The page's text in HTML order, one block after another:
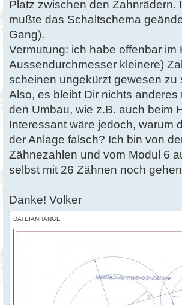
Platz zwischen den
mußte das Schaltschema
Gang).
Vermutung: ich habe offenbar im
Aussendurchmesser kleinere)
scheinen ungekürzt gewesen zu
Also, es bleibt Dir nichts
den Umbau, wie z.B. auch beim
Interessant wäre jedoch, warum
der Anlage falsch? Ich bin von
Zähnezahlen und vom Modul 6
selbst mit 26 Zähnen noch
Danke! Volker
DATEIANHÄNGE